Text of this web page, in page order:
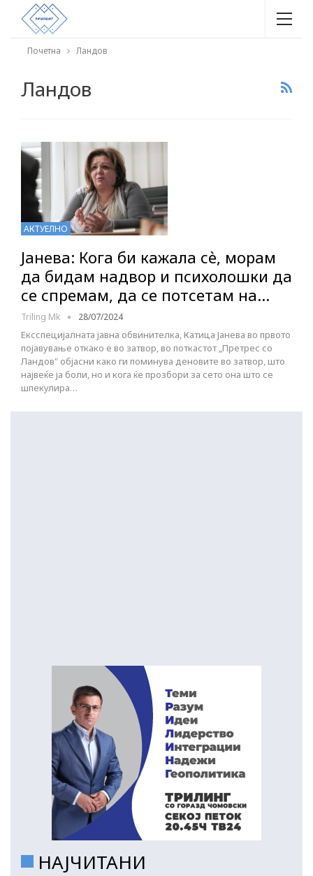
Почетна Ландов
Ландов
АКТУЕЛНО
Јанева: Кога би кажала сѐ, морам
да бидам надвор и психолошки да
се спремам, да се потсетам на…
Triling Mk 28/07/2024
Ексспецијалната јавна обвинителка, Катица Јанева во првото
појавување откако е во затвор, во поткастот „Претрес со
Ландов" објасни како ги поминува деновите во затвор, што
највеќе ја боли, но и кога ќе прозбори за сето она што се
шпекулира…
НАЈЧИТАНИ